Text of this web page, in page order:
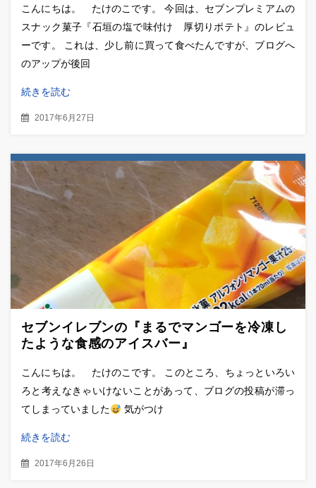
こんにちは。 たけのこです。 今回は、セブンプレミアムの
スナック菓子『石垣の塩で味付け 厚切りポテト』のレビュ
ーです。 これは、少し前に買って食べたんですが、ブログへ
のアップが後回
続きを読む
2017年6月27日
セブンイレブンの『まるでマンゴーを冷凍し
たような食感のアイスバー』
こんにちは。 たけのこです。 このところ、ちょっといろい
ろと考えなきゃいけないことがあって、ブログの投稿が滞っ
てしまっていました
気がつけ
続きを読む
2017年6月26日